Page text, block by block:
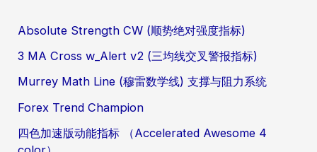
Absolute Strength CW (顺势绝对强度指标)
3 MA Cross w_Alert v2 (三均线交叉警报指标)
Murrey Math Line (穆雷数学线) 支撑与阻力系统
Forex Trend Champion
四色加速版动能指标 （Accelerated Awesome 4